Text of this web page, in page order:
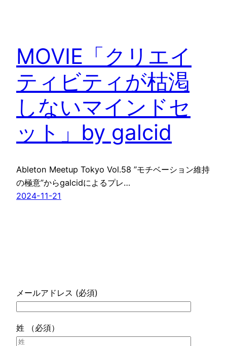
MOVIE「クリエイ
ティビティが枯渇
しないマインドセ
ット」by galcid
Ableton Meetup Tokyo Vol.58 ”モチベーション維持
の極意”からgalcidによるプレ…
2024-11-21
メールアドレス (必須)
姓 （必須）